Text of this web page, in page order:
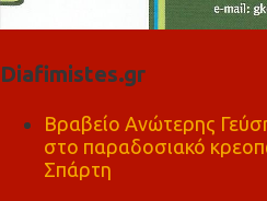
Diafimistes.gr
Βραβείο Ανώτερης
στο παραδοσιακό
Σπάρτη